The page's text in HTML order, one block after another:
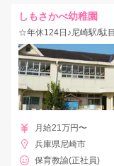
しもさかべ幼稚園
月給21万円〜
兵庫県尼崎市
保育教諭(正社員)